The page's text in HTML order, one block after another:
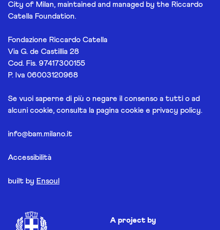
City of Milan, maintained and managed by the Riccardo
Catella Foundation.
Fondazione Riccardo Catella
Via G. de Castillia 28
Cod. Fis. 97417300155
P. Iva 06003120968
Se vuoi saperne di più o negare il consenso a tutti o ad
alcuni cookie, consulta la pagina cookie e privacy policy.
info@bam.milano.it
Accessibilità
built by Ensoul
A project by